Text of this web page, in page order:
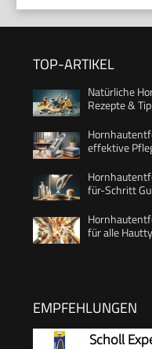
TOP-ARTIKEL
Natürliche
Rezepte &
effektive
für-Schritt
für alle
EMPFEHLUNGEN
Scholl